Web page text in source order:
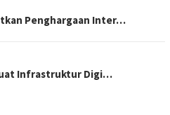
Penghargaan Inter…
Infrastruktur Digi…